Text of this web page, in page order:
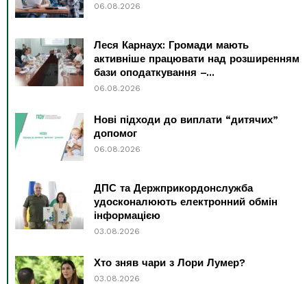
06.08.2026
Леся Карнаух: Громади мають
активніше працювати над розширенням
бази оподаткування –...
06.08.2026
Нові підходи до виплати “дитячих”
допомог
06.08.2026
ДПС та Держприкордонслужба
удосконалюють електронний обмін
інформацією
03.08.2026
Хто зняв чари з Лори Лумер?
03.08.2026